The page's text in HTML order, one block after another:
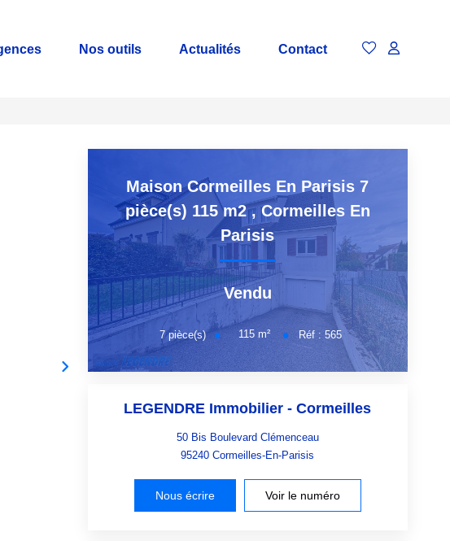
Nos outils Actualités Contact
Maison Cormeilles En Parisis 7
pièce(s) 115 m2,Cormeilles En
Parisis
Vendu
7pièce(s) 115m² Réf :565
LEGENDRE Immobilier - Cormeilles
50 Bis Boulevard Clémenceau
95240Cormeilles-En-Parisis
Nous écrire Voir le numéro